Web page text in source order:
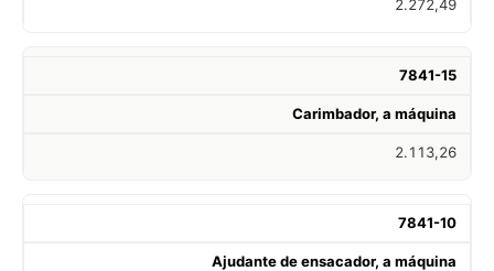
2.272,49
7841-15
Carimbador, a máquina
2.113,26
7841-10
Ajudante de ensacador, a máquina